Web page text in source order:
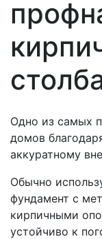
Одно из самых
домов
аккуратному
Обычно
фундамент с
кирпичными
устойчиво к